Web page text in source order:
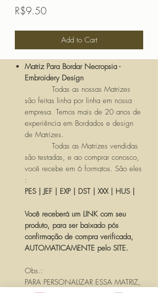
R$9.50Price
Add to Cart
Matriz Para Bordar Necropsia -
Embroidery Design
Todas as nossas Matrizes
são feitas linha por linha em nossa
empresa. Temos mais de 20 anos de
experiência em Bordados e design
de Matrizes.
Todas as Matrizes vendidas
são testadas, e ao comprar conosco,
você recebe em 6 formatos. São eles
:
PES | JEF | EXP | DST | XXX | HUS |
Você receberá um LINK com seu
produto, para ser baixado pós
confirmação de compra verificada,
AUTOMATICAMENTE pelo SITE.
Obs.:
PARA PERSONALIZAR ESSA MATRIZ,